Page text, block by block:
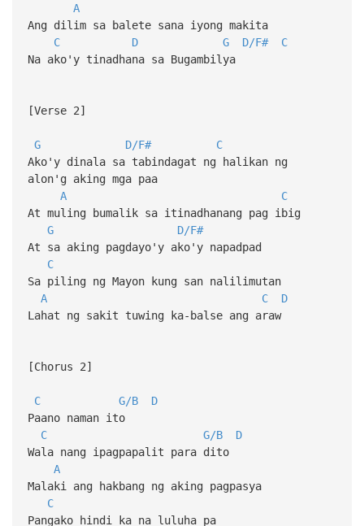
A
Ang dilim sa balete sana iyong makita
C
D G D/F#
C
Na ako'y tinadhana sa Bugambilya
[Verse 2]
G D/F#
C
Ako'y dinala sa tabindagat ng halikan ng
alon'g aking mga paa
A
C
At muling bumalik sa itinadhanang pag ibig
G
D/F#
At sa aking pagdayo'y ako'y napadpad
C
Sa piling ng Mayon kung san nalilimutan
A
C
D
Lahat ng sakit tuwing ka-balse ang araw
[Chorus 2]
C G/B
D
Paano naman ito
C
G/B
D
Wala nang ipagpapalit para dito
A
Malaki ang hakbang ng aking pagpasya
C
Pangako hindi ka na luluha pa